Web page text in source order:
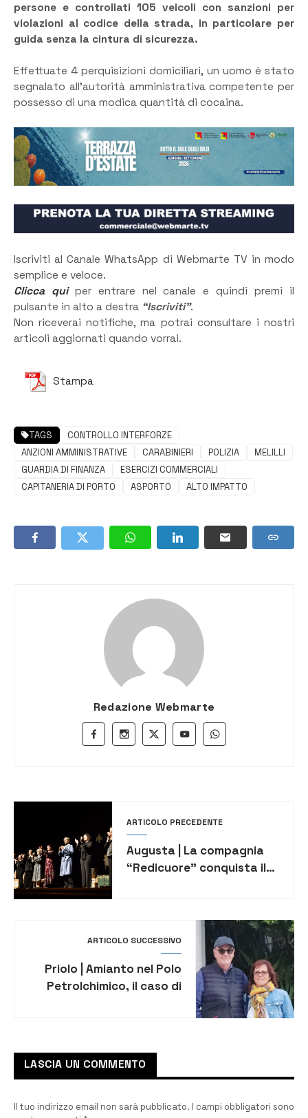
persone e controllati 105 veicoli con sanzioni per
violazioni al codice della strada, in particolare per
guida senza la cintura di sicurezza.
Effettuate 4 perquisizioni domiciliari, un uomo è stato
segnalato all’autorità amministrativa competente per
possesso di una modica quantità di cocaina.
Iscriviti al Canale WhatsApp di Webmarte TV in modo
semplice e veloce.
Clicca quiper entrare nel canale e quindi premi il
pulsante in alto a destra “Iscriviti”.
Non riceverai notifiche, ma potrai consultare i nostri
articoli aggiornati quando vorrai.
Stampa
TAGS
CONTROLLO INTERFORZE
ANZIONI AMMINISTRATIVE
CARABINIERI POLIZIA
MELILLI
GUARDIA DI FINANZA
ESERCIZI COMMERCIALI
CAPITANERIA DI PORTO
ASPORTO ALTO IMPATTO
Redazione Webmarte
ARTICOLO PRECEDENTE
Augusta | La compagnia
“Redicuore” conquista il
ARTICOLO SUCCESSIVO
Priolo | Amianto nel Polo
Petrolchimico, il caso di
LASCIA UN COMMENTO
Il tuo indirizzo email non sarà pubblicato. I campi obbligatori sono